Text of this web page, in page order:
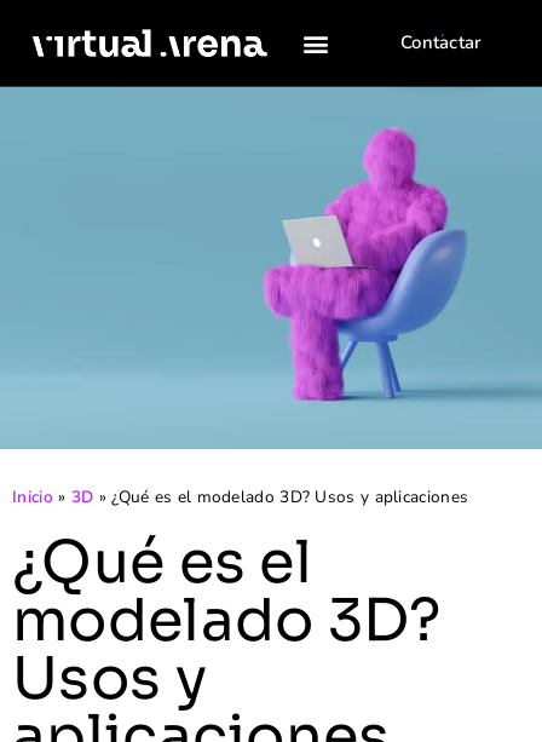
Contactar
Inicio » 3D »¿Qué es el modelado 3D? Usos y aplicaciones
¿Qué es el
modelado 3D?
Usos y